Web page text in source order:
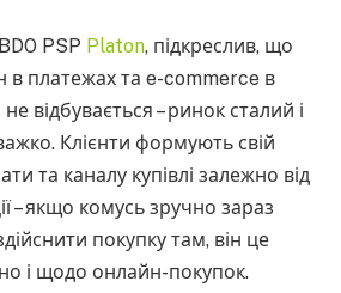
PSP Platon, підкреслив, що
в платежах та e-commerce в
відбувається – ринок сталий і
Клієнти формують свій
та каналу купівлі залежно від
– якщо комусь зручно зараз
покупку там, він це
і щодо онлайн-покупок.